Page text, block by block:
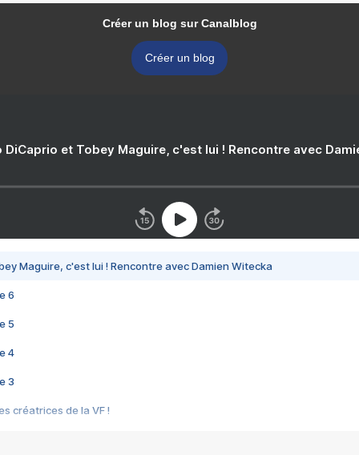
Créer un blog sur Canalblog
Créer un blog
DiCaprio et Tobey Maguire, c'est lui ! Rencontre avec
Maguire, c'est lui ! Rencontre avec Damien Witecka
6
5
4
3
créatrices de la VF !